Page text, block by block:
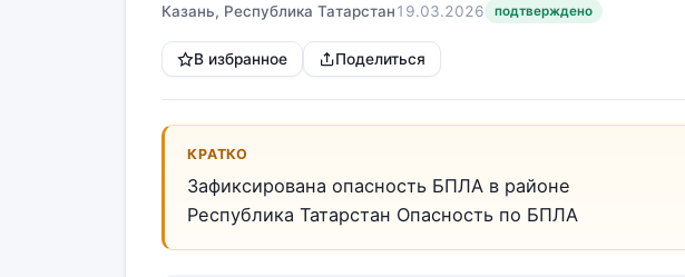
Казань, Республика Татарстан19.03.2026 подтверждено
В избранное Поделиться
КРАТКО
Зафиксирована опасность БПЛА в районе
Республика Татарстан Опасность по БПЛА